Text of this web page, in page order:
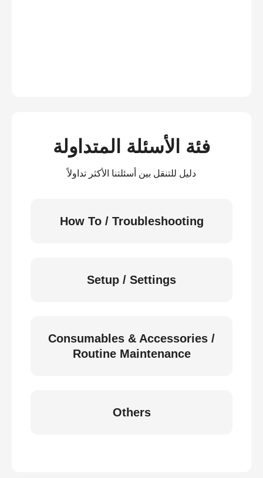
فئة الأسئلة المتداولة
دليل للتنقل بين أسئلتنا الأكثر تداولاً
How To / Troubleshooting
Setup / Settings
Consumables & Accessories /
Routine Maintenance
Others